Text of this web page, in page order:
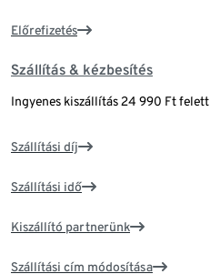
Előrefizetés
Szállítás & kézbesítés
Ingyenes kiszállítás 24 990 Ft felett
Szállítási díj
Szállítási idő
Kiszállító partnerünk
Szállítási cím módosítása